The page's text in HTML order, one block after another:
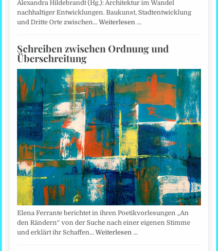
Alexandra Hildebrandt (Hg.): Architektur im Wandel
nachhaltiger Entwicklungen. Baukunst, Stadtentwicklung
und Dritte Orte zwischen…Weiterlesen …
Schreiben zwischen Ordnung und
Überschreitung
Elena Ferrante berichtet in ihren Poetikvorlesungen „An
den Rändern“ von der Suche nach einer eigenen Stimme
und erklärt ihr Schaffen…Weiterlesen …